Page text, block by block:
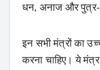
धन, अनाज और पुत्र-
इन सभी मंत्रों का
करना चाहिए। ये